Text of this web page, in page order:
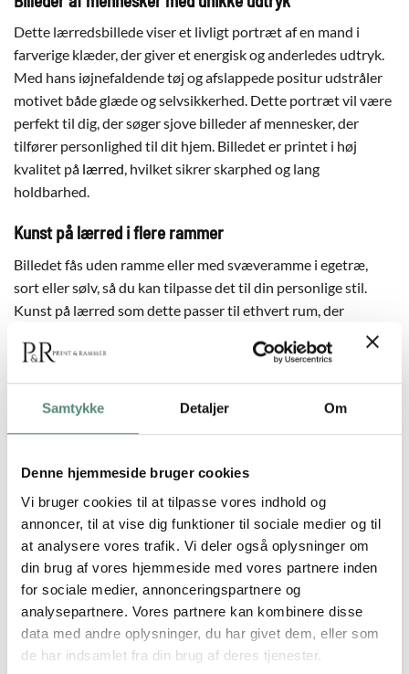
Samtykke Detaljer Om
Denne hjemmeside bruger cookies
Vi bruger cookies til at tilpasse vores indhold og
annoncer, til at vise dig funktioner til sociale medier og til
at analysere vores trafik. Vi deler også oplysninger om
din brug af vores hjemmeside med vores partnere inden
for sociale medier, annonceringspartnere og
analysepartnere. Vores partnere kan kombinere disse
data med andre oplysninger, du har givet dem, eller som
de har indsamlet fra din brug af deres tjenester.
Dette lærredsbillede viser et livligt portræt af en mand i
farverige klæder, der giver et energisk og anderledes udtryk.
Med hans iøjnefaldende tøj og afslappede positur udstråler
motivet både glæde og selvsikkerhed. Dette portræt vil være
perfekt til dig, der søger sjove billeder af mennesker, der
tilfører personlighed til dit hjem. Billedet er printet i høj
kvalitet på lærred, hvilket sikrer skarphed og lang
holdbarhed.
Kunst på lærred i flere rammer
Billedet fås uden ramme eller med svæveramme i egetræ,
sort eller sølv, så du kan tilpasse det til din personlige stil.
Kunst på lærred som dette passer til ethvert rum, der
mangler farverig og unik kunst. Vi tilbyder flere størrelser, så
det kan passe til netop din væg.
YDERLIGERE INFORMATION
STØRRELSE
60×60 cm., 80×80 cm., 100×100 cm., 120×120
cm.
SVÆVERAMME Ingen, Sort ramme, Sølv ramme, Ege ramme